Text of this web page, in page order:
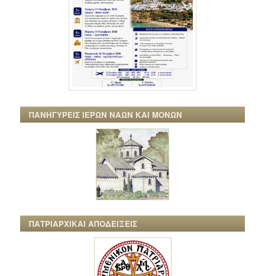
ΠΑΝΗΓΥΡΕΙΣ ΙΕΡΩΝ ΝΑΩΝ ΚΑΙ ΜΟΝΩΝ
ΠΑΤΡΙΑΡΧΙΚΑΙ ΑΠΟΔΕΙΞΕΙΣ